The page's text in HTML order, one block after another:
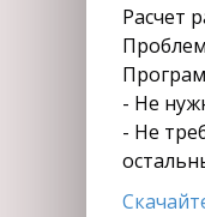
Расчет
- Не
- Не